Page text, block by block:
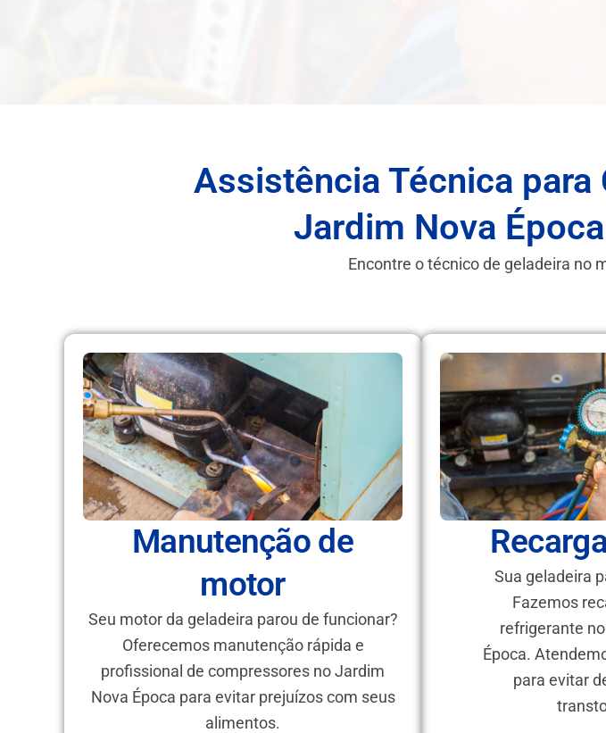
Assistência Técnica para
Jardim Nova
Encontre o técnico de geladeira no
Manutenção de
motor
Seu motor da geladeira parou de funcionar?
Oferecemos manutenção rápida e
profissional de compressores no Jardim
Nova Época para evitar prejuízos com seus
alimentos.
Sua geladeira
Fazemos
refrigerante
Época.
para evitar